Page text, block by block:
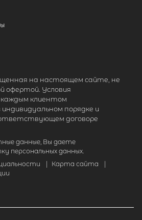
на настоящем сайте, не
офертой. Условия
клиентом
порядке и
договоре
данные, Вы даете
персональных данных.
Карта сайта